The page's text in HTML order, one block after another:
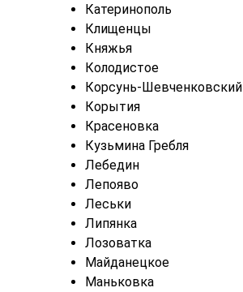
Катеринополь
Клищенцы
Княжья
Колодистое
Корсунь-Шевченковский
Корытия
Красеновка
Кузьмина Гребля
Лебедин
Лепояво
Леськи
Липянка
Лозоватка
Майданецкое
Маньковка